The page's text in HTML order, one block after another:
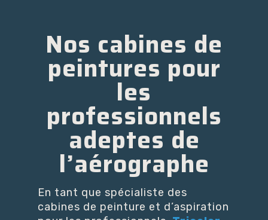
Nos cabines de
peintures pour
les
professionnels
adeptes de
l’aérographe
En tant que spécialiste des
cabines de peinture et d’aspiration